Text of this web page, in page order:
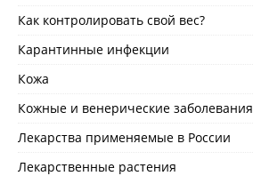
Как контролировать свой вес?
Карантинные инфекции
Кожа
Кожные и венерические заболевания
Лекарства применяемые в России
Лекарственные растения